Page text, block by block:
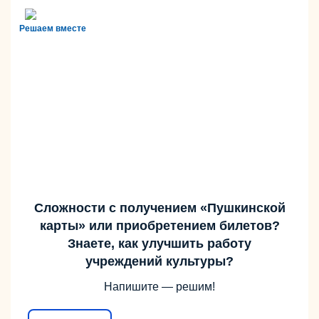
Решаем вместе
Сложности с получением «Пушкинской
карты» или приобретением билетов?
Знаете, как улучшить работу
учреждений культуры?
Напишите — решим!